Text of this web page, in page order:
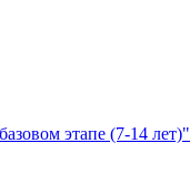
этапе (7-14 лет)"